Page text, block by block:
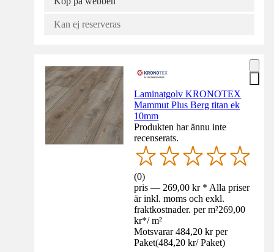
Kan ej reserveras
Laminatgolv KRONOTEX
Mammut Plus Berg titan ek
10mm
Produkten har ännu inte
recenserats.
(0)
pris — 269,00 kr * Alla priser
är inkl. moms och exkl.
fraktkostnader. per m²269,00
kr*/ m²
Motsvarar 484,20 kr per
Paket(484,20 kr/ Paket)